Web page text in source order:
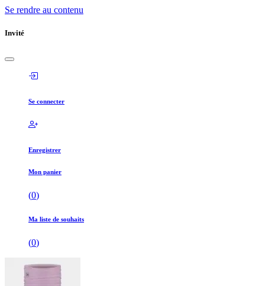
Se rendre au contenu
Invité
Se connecter
Enregistrer
Mon panier
(0)
Ma liste de souhaits
(0)